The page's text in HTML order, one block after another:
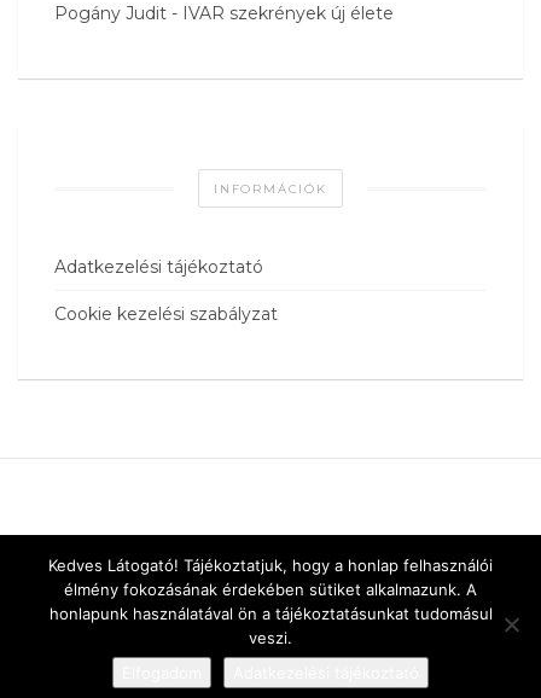
Pogány Judit - IVAR szekrények új élete
INFORMÁCIÓK
Adatkezelési tájékoztató
Cookie kezelési szabályzat
Kedves Látogató! Tájékoztatjuk, hogy a honlap felhasználói
élmény fokozásának érdekében sütiket alkalmazunk. A
honlapunk használatával ön a tájékoztatásunkat tudomásul
veszi.